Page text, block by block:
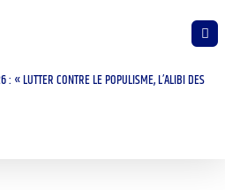
« LUTTER CONTRE LE POPULISME, L’ALIBI DES